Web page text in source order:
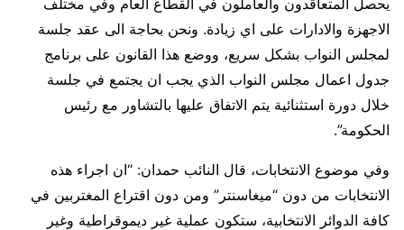
الاجهزة والادارات على اي زيادة. ونحن بحاجة الى عقد جلسة
لمجلس النواب بشكل سريع، ووضع هذا القانون على برنامج
جدول اعمال مجلس النواب الذي يجب ان يجتمع في جلسة
خلال دورة استثنائية يتم الاتفاق عليها بالتشاور مع رئيس
الحكومة”.
وفي موضوع الانتخابات، قال النائب حمدان: “ان اجراء هذه
الانتخابات من دون “ميغاسنتر” ومن دون اقتراع المغتربين في
كافة الدوائر الانتخابية، ستكون عملية غير ديموقراطية وغير